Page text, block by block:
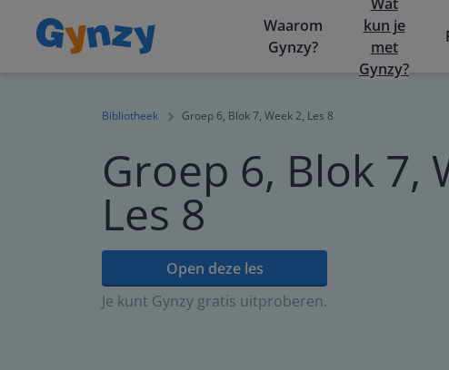
Waarom
Gynzy?
kun je
met
Gynzy?
Bibliotheek Groep 6, Blok 7, Week 2, Les 8
Groep 6, Blok 7,
Les 8
Open deze les
Je kunt Gynzy gratis uitproberen.